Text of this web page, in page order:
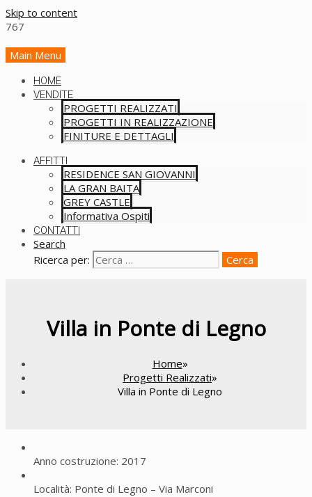
Skip to content
Main Menu
HOME
VENDITE
PROGETTI REALIZZATI
PROGETTI IN REALIZZAZIONE
FINITURE E DETTAGLI
AFFITTI
RESIDENCE SAN GIOVANNI
LA GRAN BAITA
GREY CASTLE
Informativa Ospiti
CONTATTI
Search
Ricerca per:
Villa in Ponte di Legno
Home»
Progetti Realizzati»
Villa in Ponte di Legno
Anno costruzione: 2017
Località: Ponte di Legno – Via Marconi